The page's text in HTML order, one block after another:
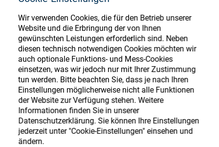
Wir verwenden Cookies, die für den Betrieb unserer
Website und die Erbringung der von Ihnen
gewünschten Leistungen erforderlich sind. Neben
diesen technisch notwendigen Cookies möchten wir
auch optionale Funktions- und Mess-Cookies
einsetzen, was wir jedoch nur mit Ihrer Zustimmung
tun werden. Bitte beachten Sie, dass je nach Ihren
Einstellungen möglicherweise nicht alle Funktionen
der Website zur Verfügung stehen. Weitere
Informationen finden Sie in unserer
Datenschutzerklärung. Sie können Ihre Einstellungen
jederzeit unter "Cookie-Einstellungen" einsehen und
ändern.
Brillenoptik
Feinoptik
Über uns
Karriere
Store
Español
汉语
Français
Ophthalmic Consumables
Store
Register or Sign-in to access your accounts
and explore our wide range of ophthalmic
consumables
Register Sign-In